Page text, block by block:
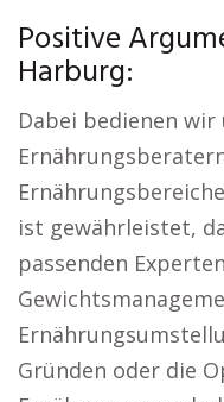
Positive
Harburg:
Dabei bedienen
ist gewährleistet,
passenden
Gründen oder die